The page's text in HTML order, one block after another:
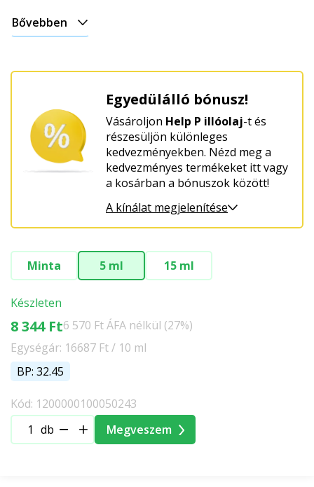
Bővebben
Egyedülálló bónusz!
Vásároljon Help P illóolaj-t és
részesüljön különleges
kedvezményekben. Nézd meg a
kedvezményes termékeket itt vagy
a kosárban a bónuszok között!
A kínálat megjelenítése
Minta 5 ml 15 ml
Készleten
8 344 Ft6 570 Ft ÁFA nélkül (27%)
Egységár: 16687 Ft / 10 ml
BP: 32.45
Kód: 1200000100050243
db
Megveszem